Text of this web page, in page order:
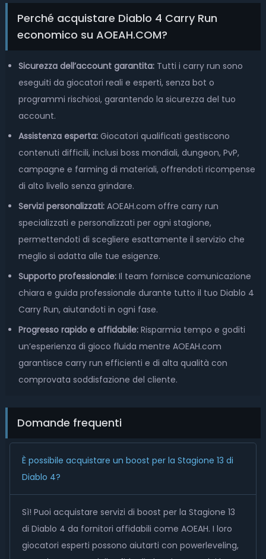
Perché acquistare Diablo 4 Carry Run
economico su AOEAH.COM?
Sicurezza dell’account garantita:Tutti i carry run sono
eseguiti da giocatori reali e esperti, senza bot o
programmi rischiosi, garantendo la sicurezza del tuo
account.
Assistenza esperta:Giocatori qualificati gestiscono
contenuti difficili, inclusi boss mondiali, dungeon, PvP,
campagne e farming di materiali, offrendoti ricompense
di alto livello senza grindare.
Servizi personalizzati:AOEAH.com offre carry run
specializzati e personalizzati per ogni stagione,
permettendoti di scegliere esattamente il servizio che
meglio si adatta alle tue esigenze.
Supporto professionale:Il team fornisce comunicazione
chiara e guida professionale durante tutto il tuo Diablo 4
Carry Run, aiutandoti in ogni fase.
Progresso rapido e affidabile:Risparmia tempo e goditi
un’esperienza di gioco fluida mentre AOEAH.com
garantisce carry run efficienti e di alta qualità con
comprovata soddisfazione del cliente.
Domande frequenti
È possibile acquistare un boost per la Stagione 13 di
Diablo 4?
Sì! Puoi acquistare servizi di boost per la Stagione 13
di Diablo 4 da fornitori affidabili come AOEAH. I loro
giocatori esperti possono aiutarti con powerleveling,